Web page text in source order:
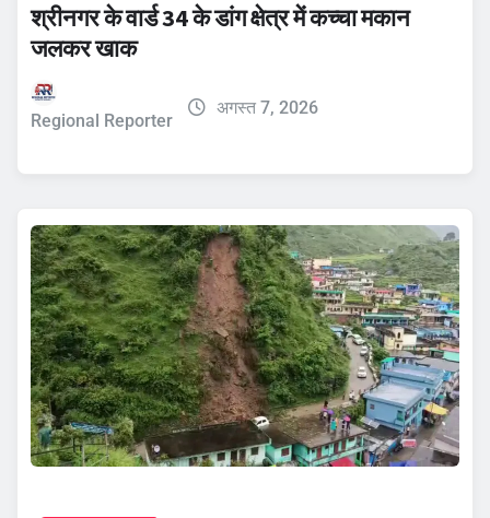
श्रीनगर के वार्ड 34 के डांग क्षेत्र में कच्चा मकान
जलकर खाक
Regional Reporter
अगस्त 7, 2026